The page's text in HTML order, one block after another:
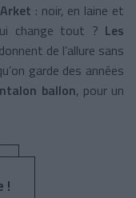
Arket : noir, en laine et
change tout ? Les
de l’allure sans
garde des années
ballon, pour un
!